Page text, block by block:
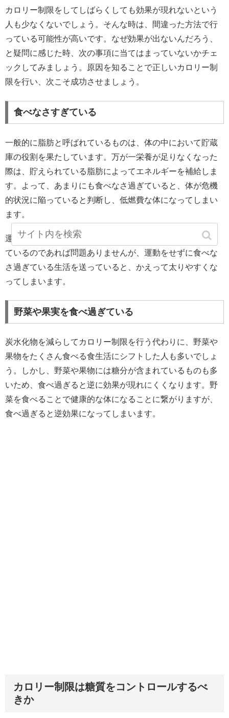
カロリー制限をしてしばらくしても効果が現れないという
人も少なくないでしょう。そんな時は、間違った方法で行
っている可能性が高いです。なぜ効果が出ないんだろう、
と疑問に感じた時、次の事項に当てはまっていないかチェ
ックしてみましょう。原因を知ることで正しいカロリー制
限を行い、次こそ成功させましょう。
食べなさすぎている
一般的に脂肪と呼ばれているものは、体の中において貯蔵
庫の役割を果たしています。万が一栄養が足りなくなった
際は、貯えられている脂肪によってエネルギーを補給しま
す。よって、あまりにも食べなさ過ぎていると、体が危機
的状況に陥っていると判断し、低燃費な体になってしまい
ます。
運動をして脂肪を燃焼しながら少しずつカロリー制限をし
ているのであれば問題ありませんが、運動をせずに食べな
さ過ぎている生活を送っていると、かえって太りやすくな
ってしまいます。
野菜や果実を食べ過ぎている
炭水化物を減らしてカロリー制限を行う代わりに、野菜や
果物をたくさん食べる食生活にシフトした人も多いでしょ
う。しかし、野菜や果物には糖分が含まれているものも多
いため、食べ過ぎると逆に効果が現れにくくなります。野
菜を食べることで健康的な体になることに繋がりますが、
食べ過ぎると逆効果になってしまいます。
カロリー制限は糖質をコントロールするべ
きか